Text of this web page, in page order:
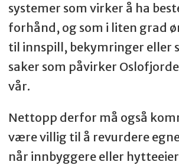
systemer som virker å ha
forhånd, og som i liten grad
til innspill, bekymringer eller
saker som påvirker
vår.
Nettopp derfor må også
være villig til å revurdere
når innbyggere eller